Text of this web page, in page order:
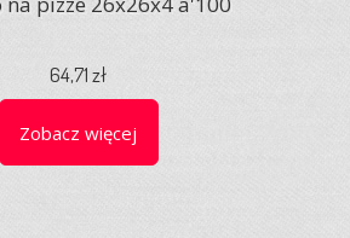
64,71 zł
Zobacz więcej